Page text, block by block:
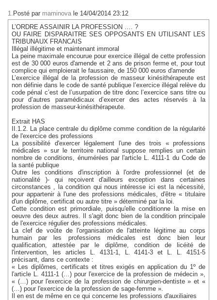
1. Posté par maminova le 14/04/2014 23:12
L’ORDRE ASSAINIR LA PROFESSION …. ?
OU FAIRE DISPARAITRE SES OPPOSANTS EN UTILISANT LES
TRIBUNAUX FRANCAIS
Illégal illégitime et maintenant immoral
La peine maximale encourue pour exercice illégal de cette profession
est de 30 000 euros d'amende et 2 ans de prison ferme et, pour tout
complice qui emploierait le faussaire, de 150 000 euros d'amende
L’exercice illégal de la profession de masseur kinésithérapeute est
non définie dans le code de santé publique l’exercice illégal relève du
code pénal c’est de l’usurpation de titre donc l’exercice sans titre ou
pour d’autres paramédicaux d’exercer des actes réservés à la
profession de masseur-kinésithérapeute.
Extrait HAS
II.1.2. La place centrale du diplôme comme condition de la régularité
de l'exercice des professions
La possibilité d'exercer légalement l'une des trois « professions
médicales » sur le territoire national suppose remplies un certain
nombre de conditions, énumérées par l'article L. 4111-1 du Code de
la santé publique
Outre les conditions d'inscription à l'ordre professionnel (et de
nationalité )- qui reçoivent d'ailleurs exception dans certaines
circonstances , la condition qui nous intéresse ici est la nécessité,
pour appartenir à l'une des professions médicales, d'être « titulaire
d'un diplôme, certificat ou autre titre » déterminé par la loi.
Cette condition est primordiale, puisqu'elle conditionne la mise en
oeuvre des deux autres. Il s'agit donc bien de la condition principale
de l'exercice régulier des professions médicales.
La clef de voûte de l'organisation de l'atteinte légitime au corps
humain par les professions médicales est donc bien leur
qualification, attestée par le diplôme, condition de licéité de
l'intervention, les articles L. 4131-1, L. 4141-3 et L. L. 4151-5
précisant, dans ce contexte :
« Les diplômes, certificats et titres exigés en application du 1º de
l'article L. 4111-1 (…) pour l'exercice de la profession de médecin »,
« (…) pour l'exercice de la profession de chirurgien-dentiste » et «
(…) pour l'exercice de la profession de sage-femme ».
Il en est de même en ce qui concerne les professions d'auxiliaires